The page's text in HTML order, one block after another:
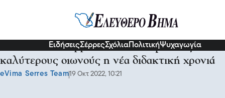
ΕιδήσειςΣέρρεςΣχόλια ΠολιτικήΨυχαγωγία
Στο ΔΙΠΑΕ Σερρών: Ξεκίνησε με τους
καλύτερους οιωνούς η νέα διδακτική χρονιά
eVima Serres Team19 Οκτ 2022, 10:21